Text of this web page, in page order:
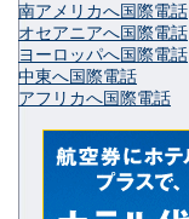
南アメリカへ国際電話
オセアニアへ国際電話
ヨーロッパへ国際電話
中東へ国際電話
アフリカへ国際電話